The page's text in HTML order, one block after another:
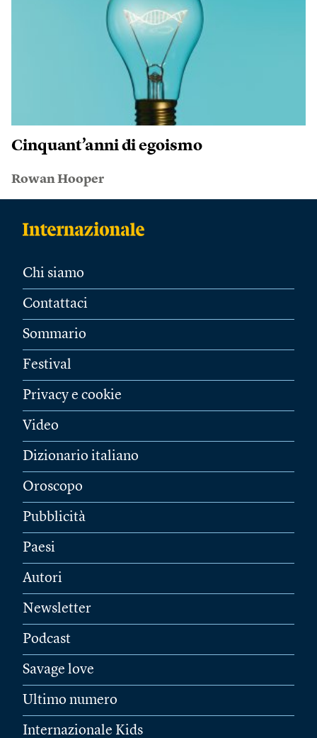
Cinquant’anni di egoismo
Rowan Hooper
Chi siamo
Contattaci
Sommario
Festival
Privacy e cookie
Video
Dizionario italiano
Oroscopo
Pubblicità
Paesi
Autori
Newsletter
Podcast
Savage love
Ultimo numero
Internazionale Kids